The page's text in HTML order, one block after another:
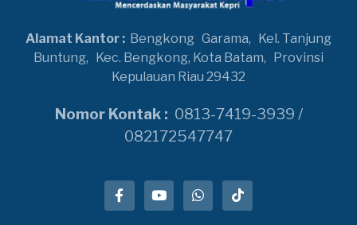
Alamat Kantor : Bengkong Garama,
Kel. Tanjung
Buntung,
Kec. Bengkong, Kota Batam,
Provinsi
Kepulauan Riau 29432
Nomor Kontak : 0813-7419-3939 /
082172547747